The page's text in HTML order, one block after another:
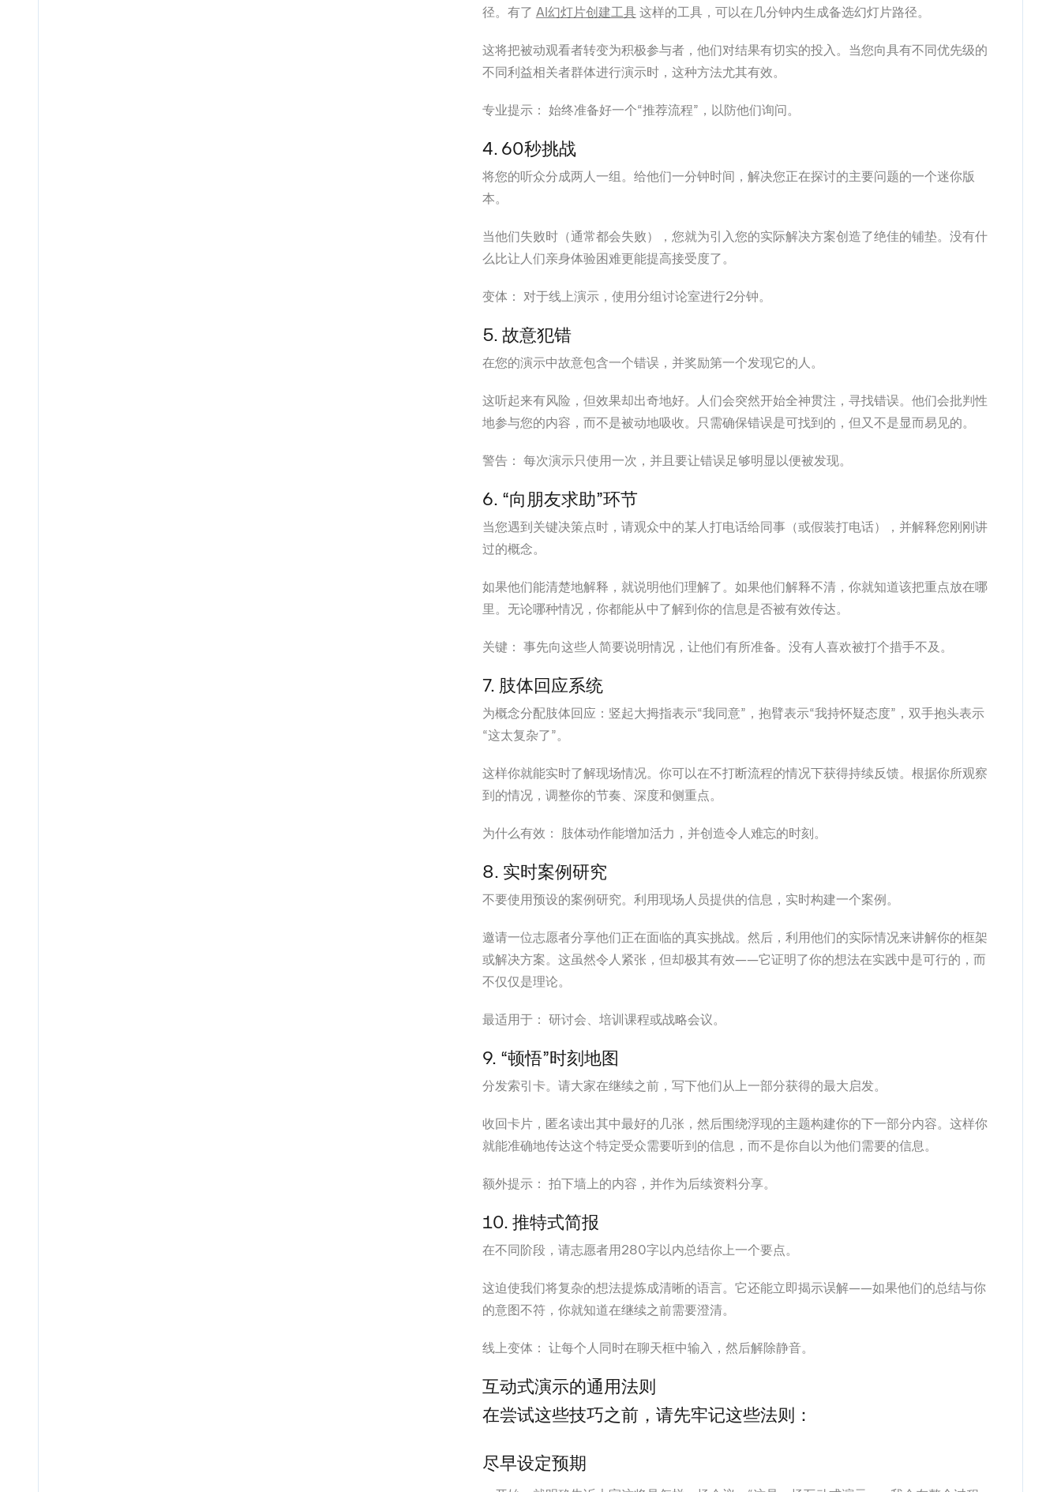
径。有了 AI幻灯片创建工具这样的工具，可以在几分钟内生成备选幻灯片路径。
这将把被动观看者转变为积极参与者，他们对结果有切实的投入。当您向具有不同优先级的
不同利益相关者群体进行演示时，这种方法尤其有效。
专业提示： 始终准备好一个“推荐流程”，以防他们询问。
4. 60秒挑战
将您的听众分成两人一组。给他们一分钟时间，解决您正在探讨的主要问题的一个迷你版
本。
当他们失败时（通常都会失败），您就为引入您的实际解决方案创造了绝佳的铺垫。没有什
么比让人们亲身体验困难更能提高接受度了。
变体： 对于线上演示，使用分组讨论室进行2分钟。
5. 故意犯错
在您的演示中故意包含一个错误，并奖励第一个发现它的人。
这听起来有风险，但效果却出奇地好。人们会突然开始全神贯注，寻找错误。他们会批判性
地参与您的内容，而不是被动地吸收。只需确保错误是可找到的，但又不是显而易见的。
警告： 每次演示只使用一次，并且要让错误足够明显以便被发现。
6. “向朋友求助”环节
当您遇到关键决策点时，请观众中的某人打电话给同事（或假装打电话），并解释您刚刚讲
过的概念。
如果他们能清楚地解释，就说明他们理解了。如果他们解释不清，你就知道该把重点放在哪
里。无论哪种情况，你都能从中了解到你的信息是否被有效传达。
关键： 事先向这些人简要说明情况，让他们有所准备。没有人喜欢被打个措手不及。
7. 肢体回应系统
为概念分配肢体回应：竖起大拇指表示“我同意”，抱臂表示“我持怀疑态度”，双手抱头表示
“这太复杂了”。
这样你就能实时了解现场情况。你可以在不打断流程的情况下获得持续反馈。根据你所观察
到的情况，调整你的节奏、深度和侧重点。
为什么有效： 肢体动作能增加活力，并创造令人难忘的时刻。
8. 实时案例研究
不要使用预设的案例研究。利用现场人员提供的信息，实时构建一个案例。
邀请一位志愿者分享他们正在面临的真实挑战。然后，利用他们的实际情况来讲解你的框架
或解决方案。这虽然令人紧张，但却极其有效——它证明了你的想法在实践中是可行的，而
不仅仅是理论。
最适用于： 研讨会、培训课程或战略会议。
9. “顿悟”时刻地图
分发索引卡。请大家在继续之前，写下他们从上一部分获得的最大启发。
收回卡片，匿名读出其中最好的几张，然后围绕浮现的主题构建你的下一部分内容。这样你
就能准确地传达这个特定受众需要听到的信息，而不是你自以为他们需要的信息。
额外提示： 拍下墙上的内容，并作为后续资料分享。
10. 推特式简报
在不同阶段，请志愿者用280字以内总结你上一个要点。
这迫使我们将复杂的想法提炼成清晰的语言。它还能立即揭示误解——如果他们的总结与你
的意图不符，你就知道在继续之前需要澄清。
线上变体： 让每个人同时在聊天框中输入，然后解除静音。
互动式演示的通用法则
在尝试这些技巧之前，请先牢记这些法则：
尽早设定预期